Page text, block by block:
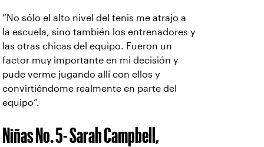
“No sólo el alto nivel del tenis me atrajo a
la escuela, sino también los entrenadores y
las otras chicas del equipo. Fueron un
factor muy importante en mi decisión y
pude verme jugando allí con ellos y
convirtiéndome realmente en parte del
equipo”.
Niñas No. 5- Sarah Campbell,